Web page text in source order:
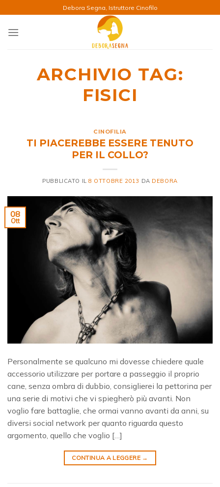
ai
contenuti
Debora Segna, Istruttore Cinofilo
ARCHIVIO TAG:
FISICI
CINOFILIA
TI PIACEREBBE ESSERE TENUTO
PER IL COLLO?
PUBBLICATO IL8 OTTOBRE 2013 DA DEBORA
08
Ott
Personalmente se qualcuno mi dovesse chiedere quale
accessorio utilizzare per portare a passeggio il proprio
cane, senza ombra di dubbio, consiglierei la pettorina per
una serie di motivi che vi spiegherò più avanti. Non
voglio fare battaglie, che ormai vanno avanti da anni, su
diversi social network per quanto riguarda questo
argomento, quello che voglio […]
CONTINUA A LEGGERE →